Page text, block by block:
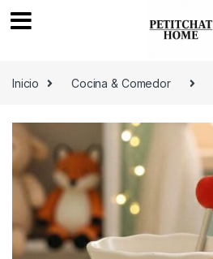
Inicio
Cocina & Comedor